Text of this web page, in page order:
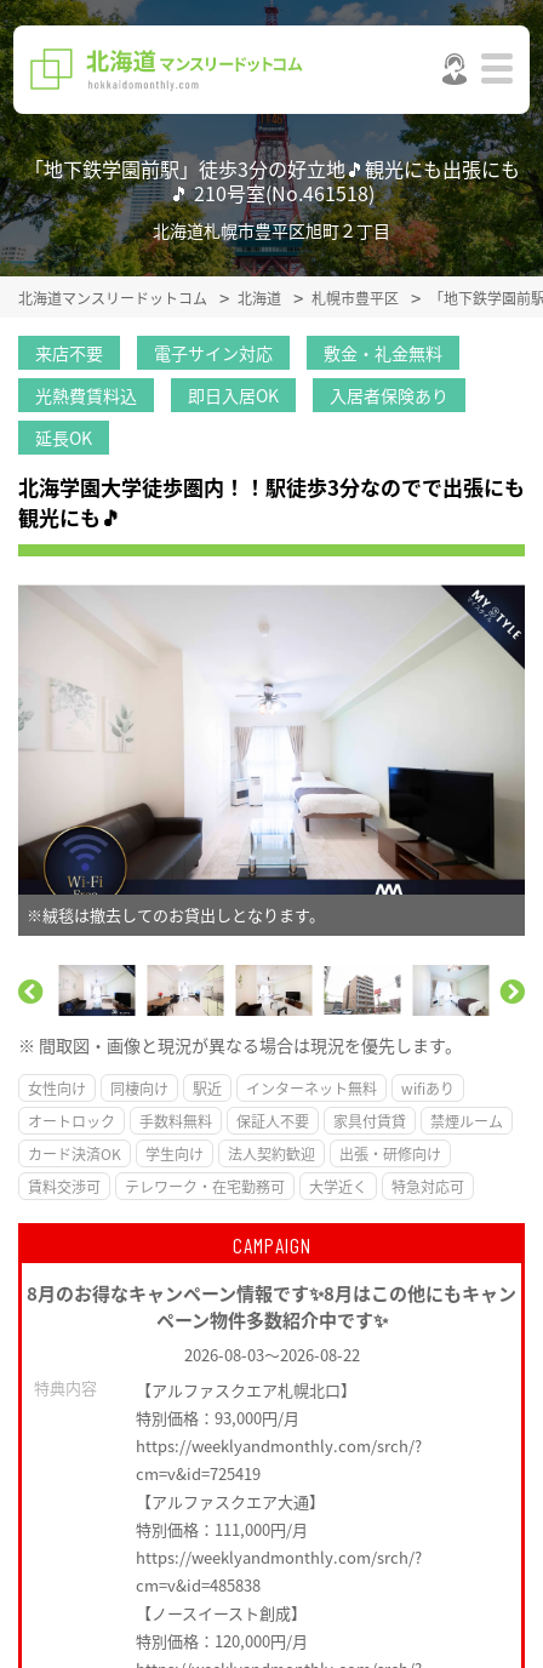
「地下鉄学園前駅」徒歩3分の好立地🎵観光にも出張にも
🎵 210号室(No.461518)
北海道札幌市豊平区旭町２丁目
北海道マンスリードットコム 北海道 札幌市豊平区 「地下鉄学園前
来店不要 電子サイン対応
敷金・礼金無料
光熱費賃料込
即日入居OK
入居者保険あり
延長OK
北海学園大学徒歩圏内！！駅徒歩3分なのでで出張にも
観光にも🎵
※絨毯は撤去してのお貸出しとなります。
※ 間取図・画像と現況が異なる場合は現況を優先します。
女性向け 同棲向け 駅近 インターネット無料
wifiあり
オートロック
手数料無料 保証人不要 家具付賃貸
禁煙ルーム
カード決済OK
学生向け 法人契約歓迎
出張・研修向け
賃料交渉可
テレワーク・在宅勤務可 大学近く 特急対応可
CAMPAIGN
8月のお得なキャンペーン情報です✨8月はこの他にもキャン
ペーン物件多数紹介中です✨
2026-08-03～2026-08-22
特典内容
【アルファスクエア札幌北口】
特別価格：93,000円/月
https://weeklyandmonthly.com/srch/?
cm=v&id=725419
【アルファスクエア大通】
特別価格：111,000円/月
https://weeklyandmonthly.com/srch/?
cm=v&id=485838
【ノースイースト創成】
特別価格：120,000円/月